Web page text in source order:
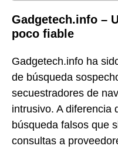
Gadgetech.info –
poco fiable
Gadgetech.info ha
de búsqueda
secuestradores de
intrusivo. A diferencia
búsqueda falsos que
consultas a